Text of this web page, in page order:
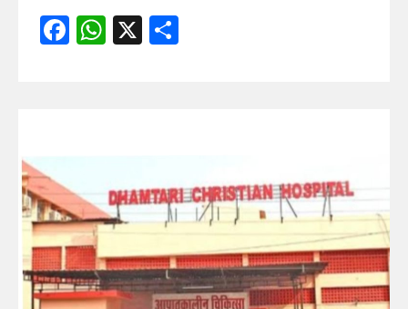
Facebook
WhatsApp
X